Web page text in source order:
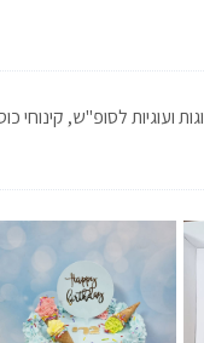
ועוגיות לסופ"ש, קינוחי